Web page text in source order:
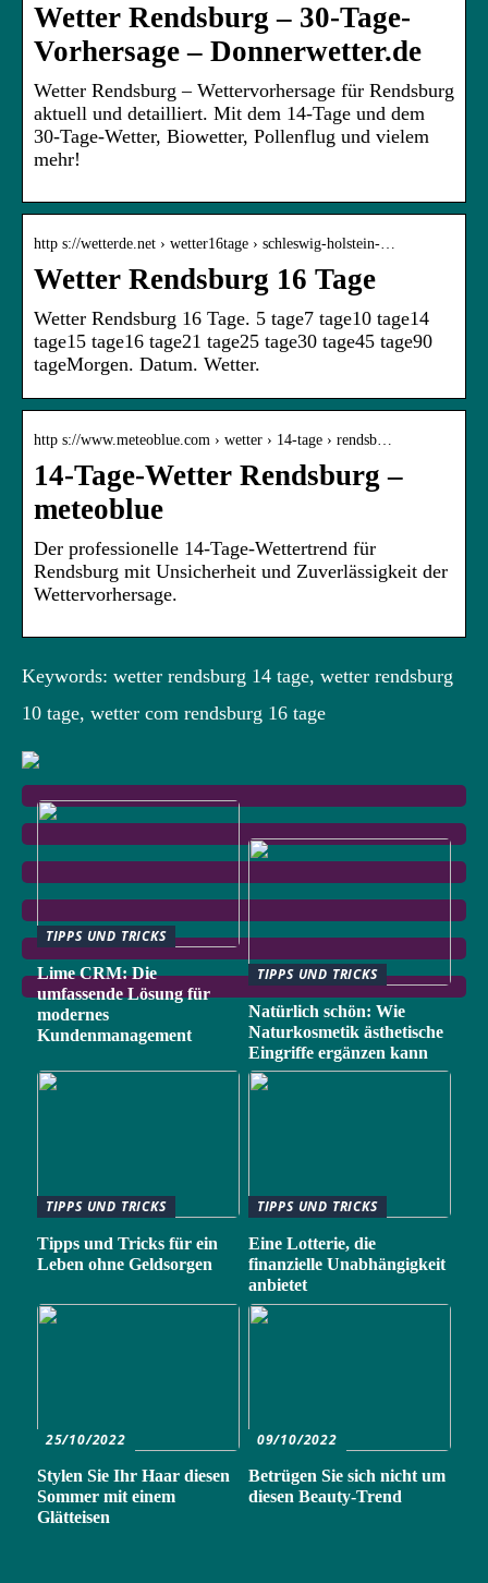
Wetter Rendsburg – 30-Tage-
Vorhersage – Donnerwetter.de
Wetter Rendsburg – Wettervorhersage für Rendsburg
aktuell und detailliert. Mit dem 14-Tage und dem
30-Tage-Wetter, Biowetter, Pollenflug und vielem
mehr!
http s://wetterde.net › wetter16tage › schleswig-holstein-…
Wetter Rendsburg 16 Tage
Wetter Rendsburg 16 Tage. 5 tage7 tage10 tage14
tage15 tage16 tage21 tage25 tage30 tage45 tage90
tageMorgen. Datum. Wetter.
http s://www.meteoblue.com › wetter › 14-tage › rendsb…
14-Tage-Wetter Rendsburg –
meteoblue
Der professionelle 14-Tage-Wettertrend für
Rendsburg mit Unsicherheit und Zuverlässigkeit der
Wettervorhersage.
Keywords: wetter rendsburg 14 tage, wetter rendsburg
10 tage, wetter com rendsburg 16 tage
TIPPS UND TRICKS
Lime CRM: Die
umfassende Lösung für
modernes
Kundenmanagement
TIPPS UND TRICKS
Natürlich schön: Wie
Naturkosmetik ästhetische
Eingriffe ergänzen kann
TIPPS UND TRICKS
Tipps und Tricks für ein
Leben ohne Geldsorgen
TIPPS UND TRICKS
Eine Lotterie, die
finanzielle Unabhängigkeit
anbietet
25/10/2022
Stylen Sie Ihr Haar diesen
Sommer mit einem
Glätteisen
09/10/2022
Betrügen Sie sich nicht um
diesen Beauty-Trend